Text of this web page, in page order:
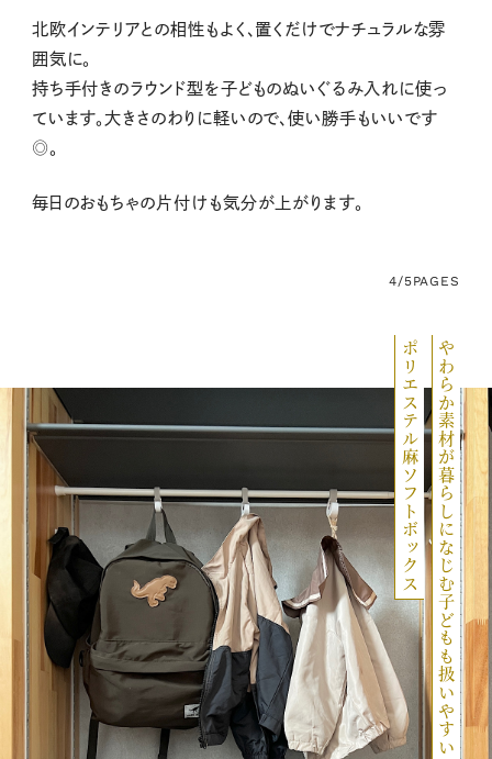
北欧インテリアとの相性もよく、置くだけでナチュラルな雰
囲気に。
持ち手付きのラウンド型を子どものぬいぐるみ入れに使っ
ています。大きさのわりに軽いので、使い勝手もいいです
◎。
毎日のおもちゃの片付けも気分が上がります。
4/5PAGES
やわらか素材が暮らしになじむ子どもも扱いやすい
ポリエステル麻ソフトボックス